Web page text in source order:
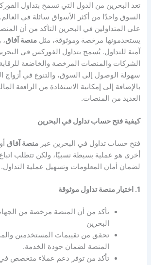
تعد البحرين من الدول التي تسمح بتداول
السوق واحدًا من أكثر الأسواق سائلة في
على المتداولين في البحرين التأكد من أن
يستخدمونها مرخصة وموثوقة، مثل منصة آفاق،
آمنة للتداول. يُسمح بتداول الفوركس في
الشركات والمنصات المرخصة والخاضعة للرقابة
سهولة الوصول إلى السوق، والتنوع في أزواج
بالإضافة إلى إمكانية الاستفادة من الرافعة
العديد من المنصات.
كيفية فتح حساب تداول في البحرين
فتح حساب تداول في البحرين عبر منصة آفاق
أخرى هو عملية بسيطة نسبيًا، ولكن تتطلب
لضمان أمان المعلومات وتسهيل عملية التداول.
1. اختيار منصة تداول موثوقة
تأكد من أن المنصة مرخصة من
البحرين
تحقق من تقييمات المستخدمين
المنصة لضمان جودة الخدمة.
تأكد من توفر دعم عملاء متخصص في